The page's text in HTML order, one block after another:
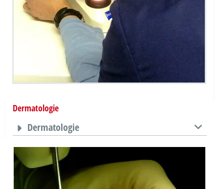
Dermatologie
Dermatologie